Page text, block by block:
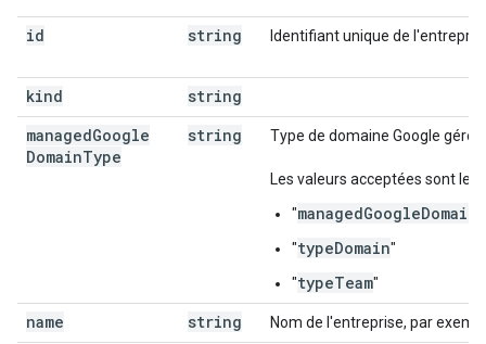
id string Identifiant unique de
kind
string
managedGoogle
DomainType
string Type de domaine Google géré
Les valeurs acceptées sont les
"
"typeDomain"
"typeTeam"
name string Nom de l'entreprise, par